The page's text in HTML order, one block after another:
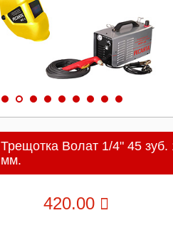
Трещотка Волат 1/4" 45 зуб.
мм.
420.00